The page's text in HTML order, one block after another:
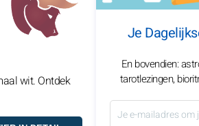
wit. Ontdek
Je
En bovendien:
tarotlezingen,